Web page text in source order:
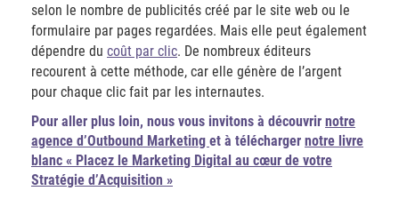
selon le nombre de publicités créé par le site web ou le
formulaire par pages regardées. Mais elle peut également
dépendre du coût par clic. De nombreux éditeurs
recourent à cette méthode, car elle génère de l’argent
pour chaque clic fait par les internautes.
Pour aller plus loin, nous vous invitons à découvrir notre
agence d’Outbound Marketing et à télécharger notre livre
blanc « Placez le Marketing Digital au cœur de votre
Stratégie d’Acquisition »